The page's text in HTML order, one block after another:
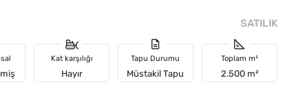
SATILIK
Kat karşılığı
Hayır
Tapu Durumu
Müstakil Tapu
Toplam m²
2.500 m²